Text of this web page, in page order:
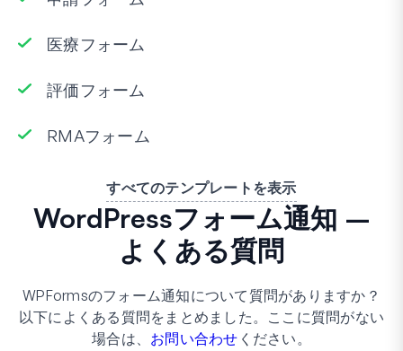
医療フォーム
評価フォーム
RMAフォーム
すべてのテンプレートを表示
WordPressフォーム通知 –
よくある質問
WPFormsのフォーム通知について質問がありますか？
以下によくある質問をまとめました。ここに質問がない
場合は、 お問い合わせ ください。